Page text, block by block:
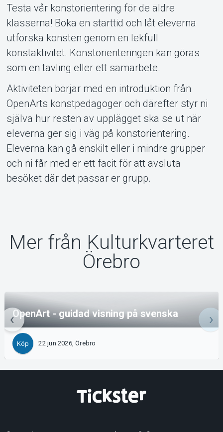
Om Tickster
Testa vår konstorientering för de äldre
klasserna! Boka en starttid och låt eleverna
utforska konsten genom en lekfull
konstaktivitet. Konstorienteringen kan göras
som en tävling eller ett samarbete.
Aktiviteten börjar med en introduktion från
OpenArts konstpedagoger och därefter styr ni
själva hur resten av upplägget ska se ut när
eleverna ger sig i väg på konstorientering.
Eleverna kan gå enskilt eller i mindre grupper
och ni får med er ett facit för att avsluta
besöket där det passar er grupp.
Mer från Kulturkvarteret
Örebro
OpenArt - guidad visning på svenska
Köp 22 jun 2026, Örebro